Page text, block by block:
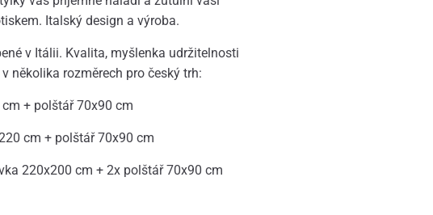
Italský design a výroba.
v Itálii. Kvalita, myšlenka udržitelnosti
několika rozměrech pro český trh:
+ polštář 70x90 cm
cm + polštář 70x90 cm
220x200 cm + 2x polštář 70x90 cm